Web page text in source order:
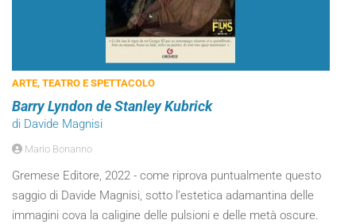
ARTE, TEATRO E SPETTACOLO
Barry Lyndon de Stanley Kubrick
di Davide Magnisi
Mario Bonanno
Gremese Editore, 2022 - come riprova puntualmente questo
saggio di Davide Magnisi, sotto l’estetica adamantina delle
immagini cova la caligine delle pulsioni e delle metà oscure.